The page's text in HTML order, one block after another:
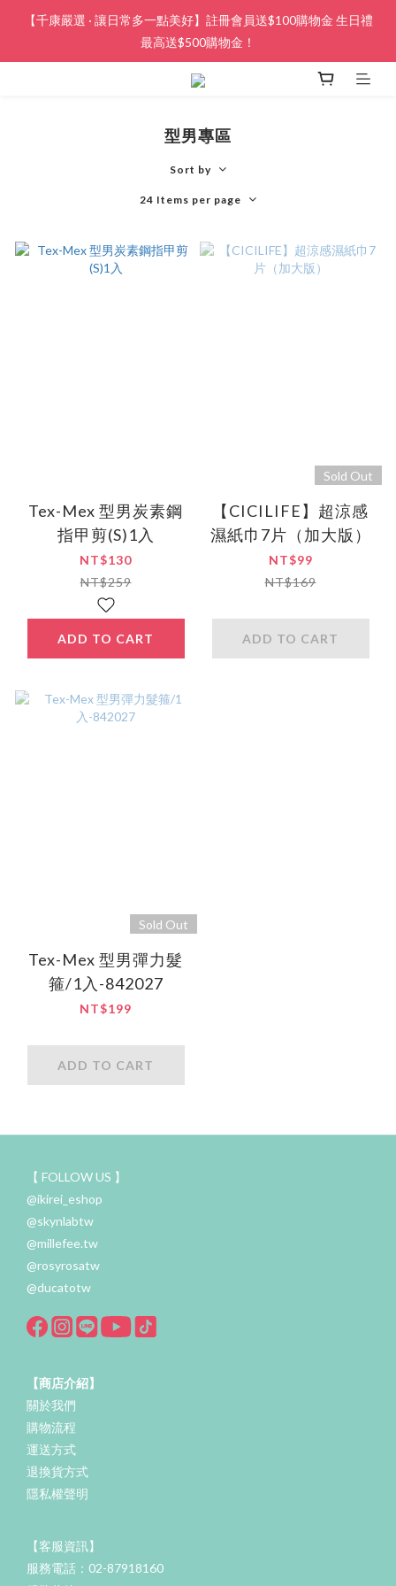
【千康嚴選 · 讓日常多一點美好】註冊會員送$100購物金 生日禮
最高送$500購物金！
型男專區
Sort by
24 Items per page
Tex-Mex 型男炭素鋼
指甲剪(S)1入
NT$130
NT$259
ADD TO CART
Sold Out
【CICILIFE】超涼感
濕紙巾7片（加大版）
NT$99
NT$169
ADD TO CART
Sold Out
Tex-Mex 型男彈力髮
箍/1入-842027
NT$199
ADD TO CART
【 FOLLOW US 】
@ikirei_eshop
@skynlabtw
@millefee.tw
@rosyrosatw
@ducatotw
【商店介紹】
關於我們
購物流程
運送方式
退換貨方式
隱私權聲明
【客服資訊】
服務電話：02-87918160